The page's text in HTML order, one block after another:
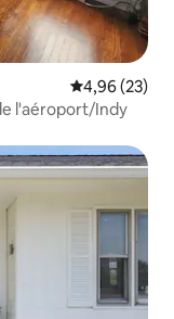
Évaluation
4,96 (23)
l'aéroport/Indy